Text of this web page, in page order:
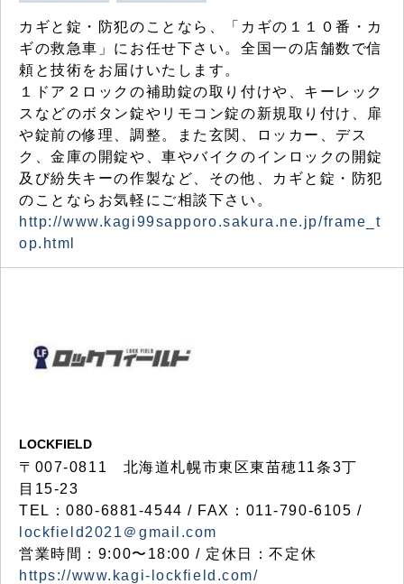
カギと錠・防犯のことなら、「カギの１１０番・カ
ギの救急車」にお任せ下さい。全国一の店舗数で信
頼と技術をお届けいたします。
１ドア２ロックの補助錠の取り付けや、キーレック
スなどのボタン錠やリモコン錠の新規取り付け、扉
や錠前の修理、調整。また玄関、ロッカー、デス
ク、金庫の開錠や、車やバイクのインロックの開錠
及び紛失キーの作製など、その他、カギと錠・防犯
のことならお気軽にご相談下さい。
http://www.kagi99sapporo.sakura.ne.jp/frame_t
op.html
LOCKFIELD
〒007-0811 北海道札幌市東区東苗穂11条3丁
目15-23
TEL：080-6881-4544 / FAX：011-790-6105 /
lockfield2021＠gmail.com
営業時間：9:00〜18:00 / 定休日：不定休
https://www.kagi-lockfield.com/